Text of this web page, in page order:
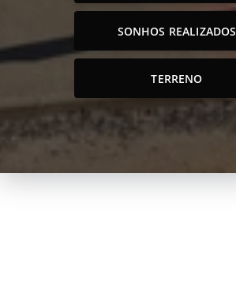
SONHOS REALIZADOS
TERRENO